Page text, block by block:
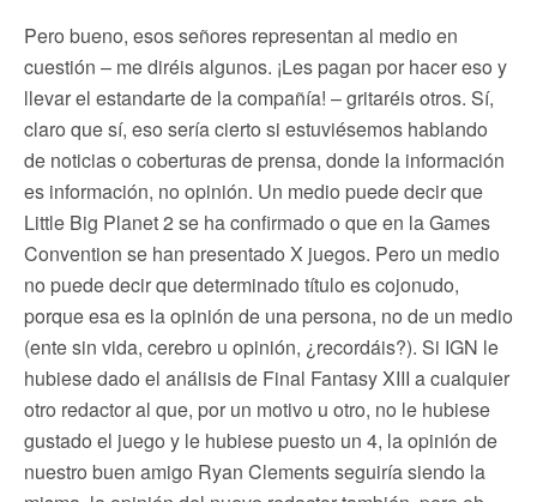
Pero bueno, esos señores representan al medio en
cuestión – me diréis algunos. ¡Les pagan por hacer eso y
llevar el estandarte de la compañía! – gritaréis otros. Sí,
claro que sí, eso sería cierto si estuviésemos hablando
de noticias o coberturas de prensa, donde la información
es información, no opinión. Un medio puede decir que
Little Big Planet 2 se ha confirmado o que en la Games
Convention se han presentado X juegos. Pero un medio
no puede decir que determinado título es cojonudo,
porque esa es la opinión de una persona, no de un medio
(ente sin vida, cerebro u opinión, ¿recordáis?). Si IGN le
hubiese dado el análisis de Final Fantasy XIII a cualquier
otro redactor al que, por un motivo u otro, no le hubiese
gustado el juego y le hubiese puesto un 4, la opinión de
nuestro buen amigo Ryan Clements seguiría siendo la